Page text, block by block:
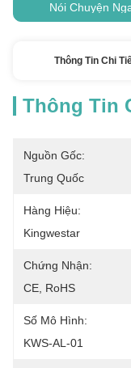
Nói Chuyện
Thông Tin Chi
Thông Tin
Nguồn Gốc:
Trung Quốc
Hàng Hiệu:
Kingwestar
Chứng Nhận:
CE, RoHS
Số Mô Hình:
KWS-AL-01